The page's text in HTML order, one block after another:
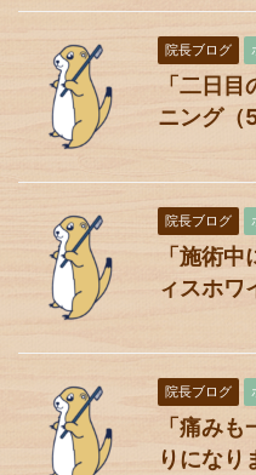
院長ブログ
「二日
ニング（
院長ブログ
「施術
ィスホワ
院長ブログ
「痛み
りになり